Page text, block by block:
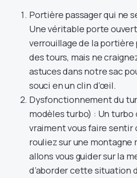
Portière passager qui ne
Une véritable porte
verrouillage de la
des tours, mais ne
astuces dans notre sac
souci en un clin d’œil.
Dysfonctionnement du
modèles turbo) : Un
vraiment vous faire sentir
rouliez sur une montagne
allons vous guider sur la
d’aborder cette situation